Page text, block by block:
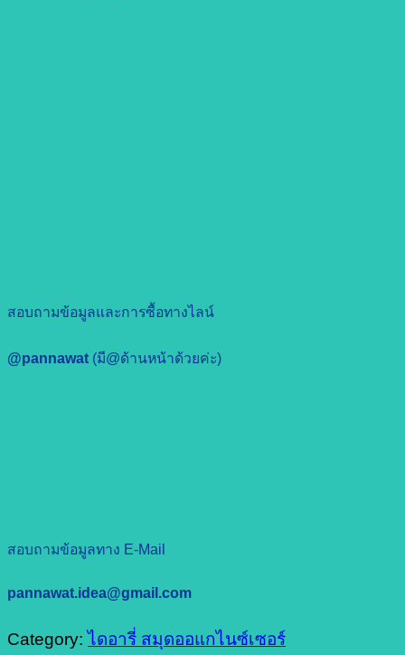
สอบถามข้อมูลและการซื้อทางไลน์
@pannawat (มี@ด้านหน้าด้วยค่ะ)
สอบถามข้อมูลทาง E-Mail
pannawat.idea@gmail.com
Category:ไดอารี่ สมุดออแกไนซ์เซอร์